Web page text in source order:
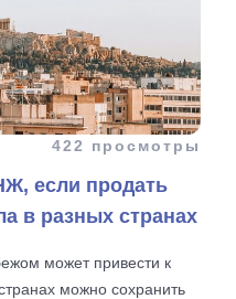
422 просмотры
если продать
в разных странах
может привести к
можно сохранить